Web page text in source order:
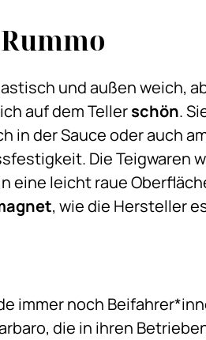
und außen weich,
auf dem Tellerschön.
in der Sauce oder auch
Die Teigwaren
leicht raue
, wie die Hersteller
immer noch
die in ihren